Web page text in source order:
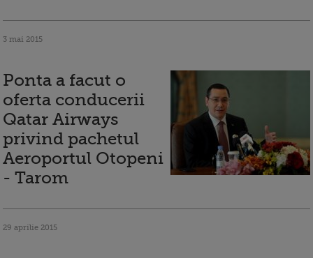
3 mai 2015
Ponta a facut o
oferta conducerii
Qatar Airways
privind pachetul
Aeroportul Otopeni
- Tarom
29 aprilie 2015